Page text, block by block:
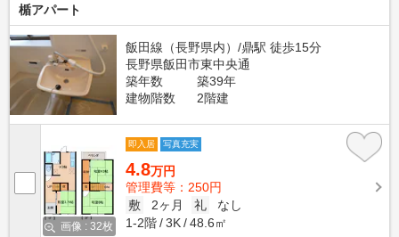
楯アパート
飯田線（長野県内）/鼎駅 徒歩15分
長野県飯田市東中央通
築年数
築39年
建物階数
2階建
画像 : 32枚
即入居 写真充実
4.8万円
管理費等：250円
敷
2ヶ月 礼
なし
1-2階
3K 48.6㎡